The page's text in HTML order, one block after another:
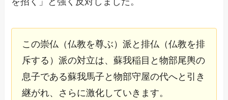
この崇仏（仏教を尊ぶ）派と排仏（仏教を排
斥する）派の対立は、蘇我稲目と物部尾輿の
息子である蘇我馬子と物部守屋の代へと引き
継がれ、さらに激化していきます。